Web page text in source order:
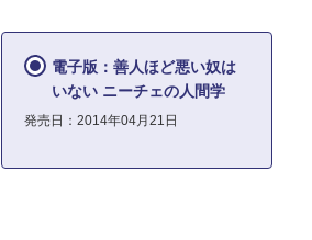
電子版：善人ほど悪い奴は
いない ニーチェの人間学
発売日：2014年04月21日